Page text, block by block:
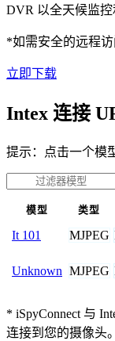
DVR 以全天候监控
*如需安全的远程
立即下载
Intex 连接
提示：点击一个模
模型 类型
It 101 MJPEG
Unknown MJPEG
* iSpyConnect 与
连接到您的摄像头。